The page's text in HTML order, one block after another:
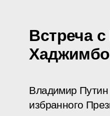
Встреча
Владимир Путин
избранного